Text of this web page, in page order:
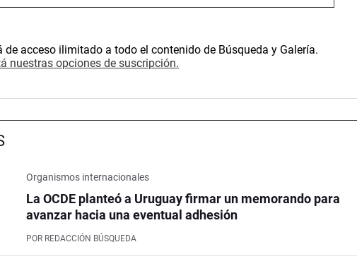
de acceso ilimitado a todo el contenido de Búsqueda y Galería.
nuestras opciones de suscripción.
Organismos internacionales
La OCDE planteó a Uruguay firmar un memorando para
avanzar hacia una eventual adhesión
POR REDACCIÓN BÚSQUEDA